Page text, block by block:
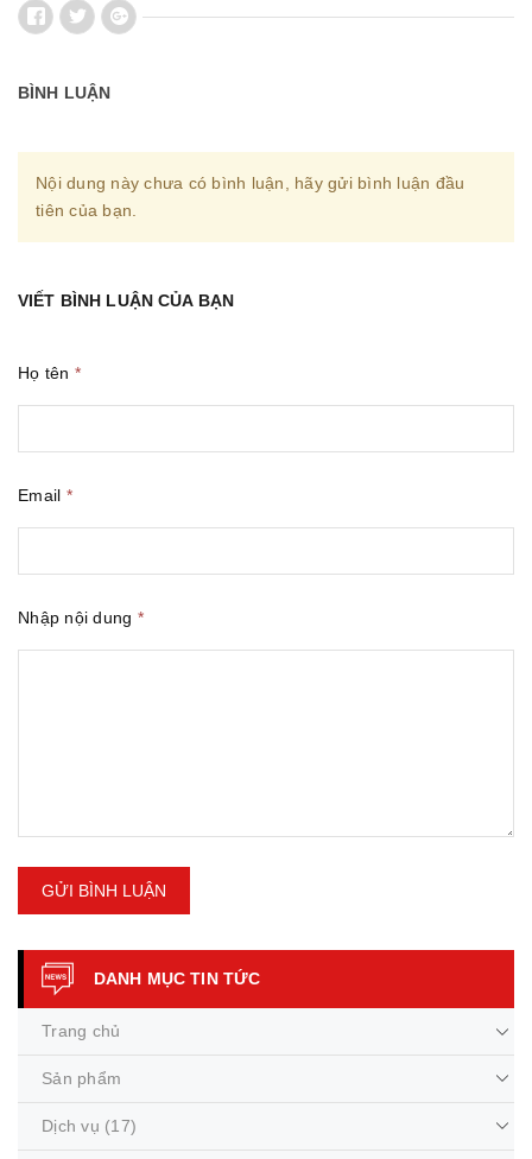
BÌNH LUẬN
Nội dung này chưa có bình luận, hãy gửi bình luận đầu
tiên của bạn.
VIẾT BÌNH LUẬN CỦA BẠN
Họ tên *
Email *
Nhập nội dung *
GỬI BÌNH LUẬN
DANH MỤC TIN TỨC
Trang chủ
Sản phẩm
Dịch vụ (17)